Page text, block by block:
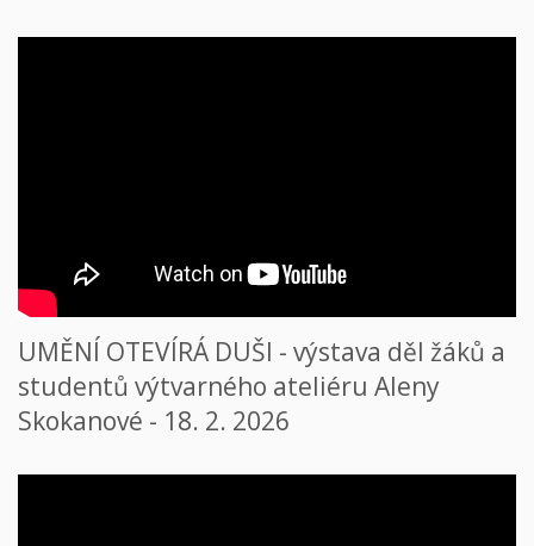
UMĚNÍ OTEVÍRÁ DUŠI - výstava děl žáků a
studentů výtvarného ateliéru Aleny
Skokanové - 18. 2. 2026